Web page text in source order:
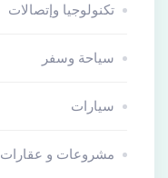
تكنولوجيا وإتصالات
سياحة وسفر
سيارات
مشروعات و عقارات